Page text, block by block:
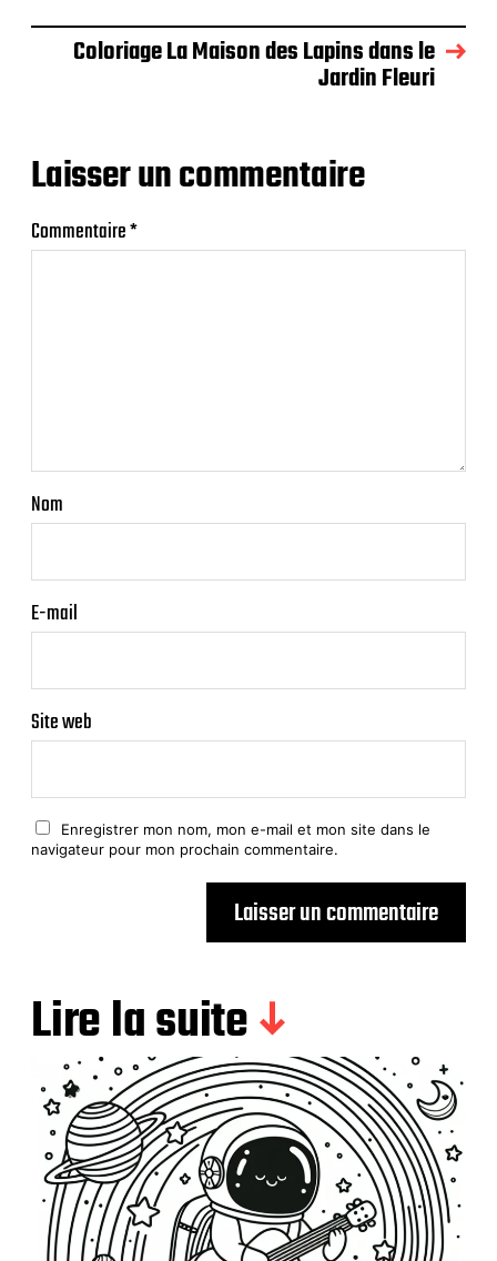
Coloriage La Maison des Lapins dans le
Jardin Fleuri
Laisser un commentaire
Commentaire*
Nom
E-mail
Site web
Enregistrer mon nom, mon e-mail et mon site dans le
navigateur pour mon prochain commentaire.
Lire la suite